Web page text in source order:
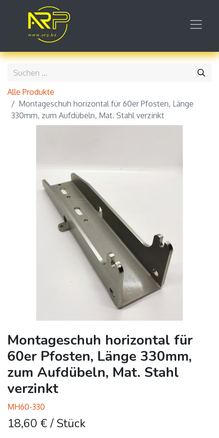
Alle Produkte
Montageschuh horizontal für 60er Pfosten, Länge
330mm, zum Aufdübeln, Mat. Stahl verzinkt
Montageschuh horizontal für
60er Pfosten, Länge 330mm,
zum Aufdübeln, Mat. Stahl
verzinkt
MH60-330
18,60 € / Stück